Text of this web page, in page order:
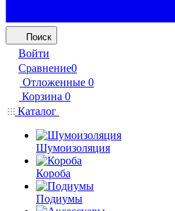
Поиск
Войти
Сравнение0
Отложенные 0
Корзина 0
Каталог
Шумоизоляция
Короба
Подиумы